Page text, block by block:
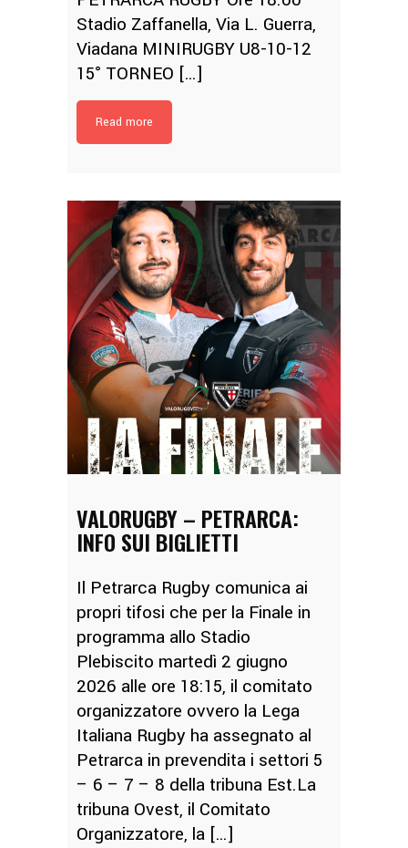
Stadio Zaffanella, Via L. Guerra,
Viadana MINIRUGBY U8-10-12
15° TORNEO […]
Read more
VALORUGBY – PETRARCA:
INFO SUI BIGLIETTI
Il Petrarca Rugby comunica ai
propri tifosi che per la Finale in
programma allo Stadio
Plebiscito martedì 2 giugno
2026 alle ore 18:15, il comitato
organizzatore ovvero la Lega
Italiana Rugby ha assegnato al
Petrarca in prevendita i settori 5
– 6 – 7 – 8 della tribuna Est.La
tribuna Ovest, il Comitato
Organizzatore, la […]